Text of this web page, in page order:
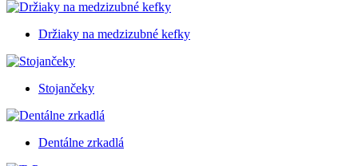
Držiaky na medzizubné kefky
Stojančeky
Dentálne zrkadlá